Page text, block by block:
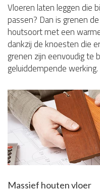
Vloeren laten leggen die
passen? Dan is grenen
houtsoort met een
dankzij de knoesten die
grenen zijn eenvoudig te
geluiddempende werking.
Massief houten vloer